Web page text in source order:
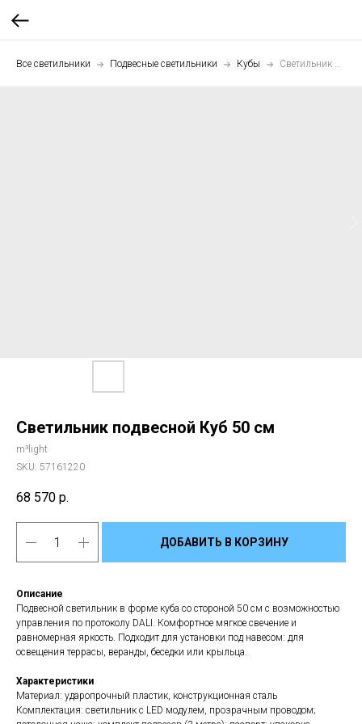
Все светильники Подвесные светильники Кубы
Светильник подвесной Куб 50 см
m³light
SKU: 57161220
68 570 р.
ДОБАВИТЬ В КОРЗИНУ
Описание
Подвесной светильник в форме куба со стороной 50 см с возможностью
управления по протоколу DALI. Комфортное мягкое свечение и
равномерная яркость. Подходит для установки под навесом: для
освещения террасы, веранды, беседки или крыльца.
Характеристики
Материал: ударопрочный пластик, конструкционная сталь
Комплектация: светильник с LED модулем, прозрачным проводом;